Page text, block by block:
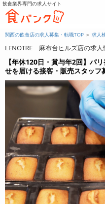
飲食業界専門の求人サイト
関西の飲食店の求人募集・転職TOP ＞ 求人
LENOTRE 麻布台ヒルズ店の求人
【年休120日・賞与年2回】パ
せを届ける接客・販売スタッフ